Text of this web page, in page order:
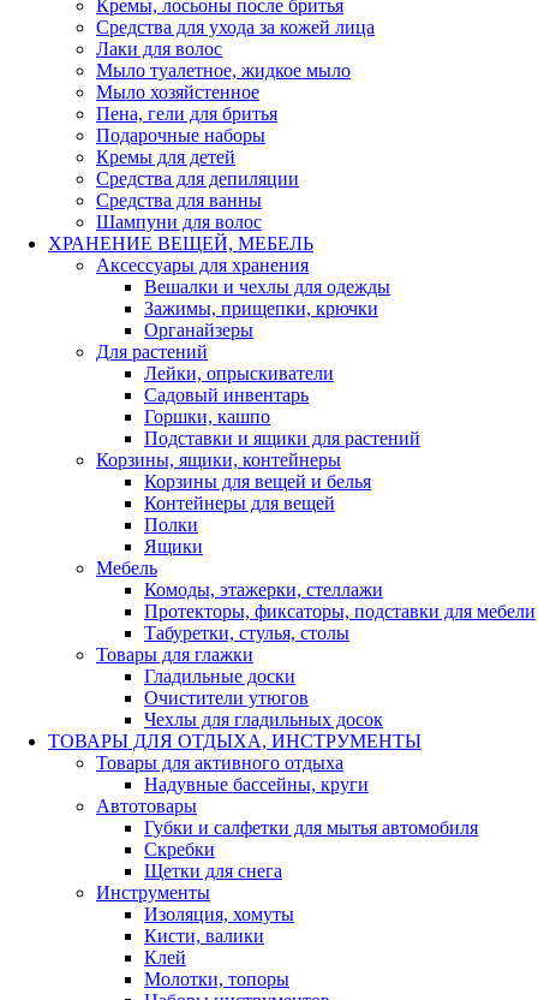
Кремы, лосьоны после бритья
Средства для ухода за кожей лица
Лаки для волос
Мыло туалетное, жидкое мыло
Мыло хозяйстенное
Пена, гели для бритья
Подарочные наборы
Кремы для детей
Средства для депиляции
Средства для ванны
Шампуни для волос
ХРАНЕНИЕ ВЕЩЕЙ, МЕБЕЛЬ
Аксессуары для хранения
Вешалки и чехлы для одежды
Зажимы, прищепки, крючки
Органайзеры
Для растений
Лейки, опрыскиватели
Садовый инвентарь
Горшки, кашпо
Подставки и ящики для растений
Корзины, ящики, контейнеры
Корзины для вещей и белья
Контейнеры для вещей
Полки
Ящики
Мебель
Комоды, этажерки, стеллажи
Протекторы, фиксаторы, подставки для мебели
Табуретки, стулья, столы
Товары для глажки
Гладильные доски
Очистители утюгов
Чехлы для гладильных досок
ТОВАРЫ ДЛЯ ОТДЫХА, ИНСТРУМЕНТЫ
Товары для активного отдыха
Надувные бассейны, круги
Автотовары
Губки и салфетки для мытья автомобиля
Скребки
Щетки для снега
Инструменты
Изоляция, хомуты
Кисти, валики
Клей
Молотки, топоры